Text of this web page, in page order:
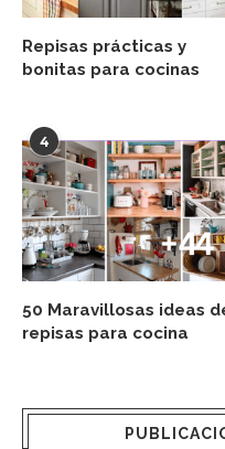
Repisas prácticas y
bonitas para cocinas
4
50 Maravillosas ideas
repisas para cocina